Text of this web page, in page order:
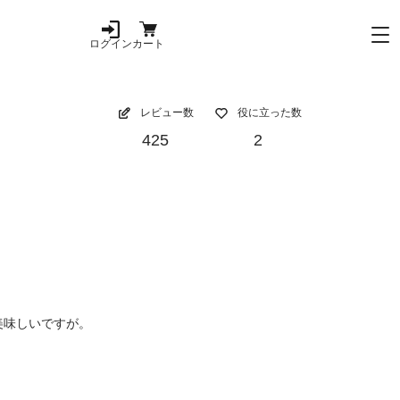
ログインカート
レビュー数
425
役に立った数
2
しいですが。